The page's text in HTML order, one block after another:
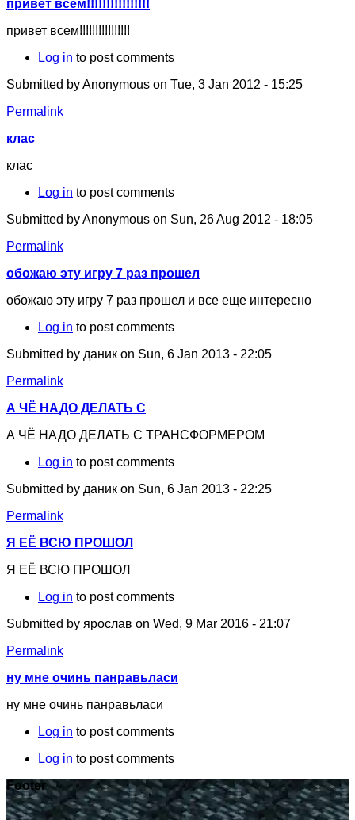
привет всем!!!!!!!!!!!!!!!!
привет всем!!!!!!!!!!!!!!!!
Log in to post comments
Submitted byAnonymous on Tue, 3 Jan 2012 - 15:25
Permalink
клас
клас
Log in to post comments
Submitted byAnonymous on Sun, 26 Aug 2012 - 18:05
Permalink
обожаю эту игру 7 раз прошел
обожаю эту игру 7 раз прошел и все еще интересно
Log in to post comments
Submitted by даник on Sun, 6 Jan 2013 - 22:05
Permalink
А ЧЁ НАДО ДЕЛАТЬ С
А ЧЁ НАДО ДЕЛАТЬ С ТРАНСФОРМЕРОМ
Log in to post comments
Submitted by даник on Sun, 6 Jan 2013 - 22:25
Permalink
Я ЕЁ ВСЮ ПРОШОЛ
Я ЕЁ ВСЮ ПРОШОЛ
Log in to post comments
Submitted by ярослав on Wed, 9 Mar 2016 - 21:07
Permalink
ну мне очинь панравьласи
ну мне очинь панравьласи
Log in to post comments
Log in to post comments
Footer